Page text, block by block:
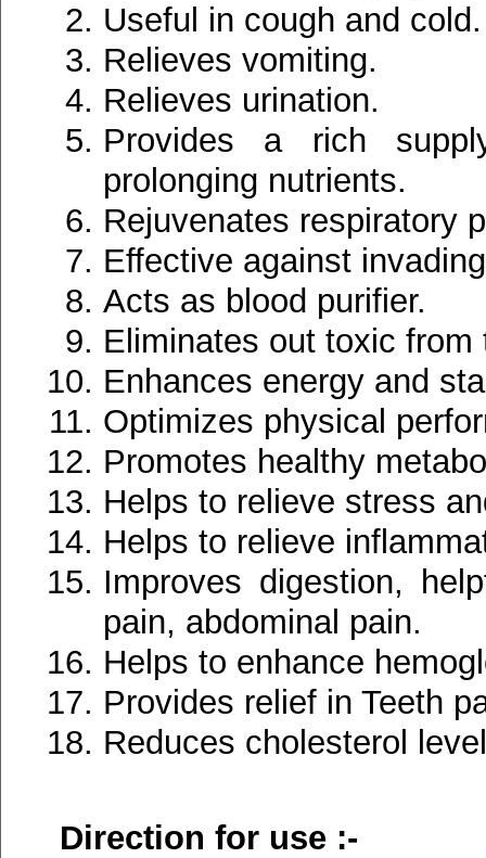
Useful in cough and cold.
Relieves vomiting.
Relieves urination.
Provides a rich
prolonging nutrients.
Rejuvenates respiratory
Effective against
Acts as blood purifier.
Eliminates out toxic from
Enhances energy and
Optimizes physical
Promotes healthy
Helps to relieve stress
Helps to relieve
Improves digestion,
pain, abdominal pain.
Helps to enhance
Provides relief in Teeth
Reduces cholesterol
Direction for use :-